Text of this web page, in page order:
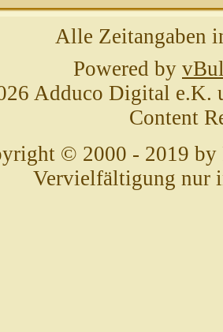
Alle Zeitangaben
Powered by
Adduco Digital e.K.
Content
© 2000 - 2019 by
Vervielfältigung nur